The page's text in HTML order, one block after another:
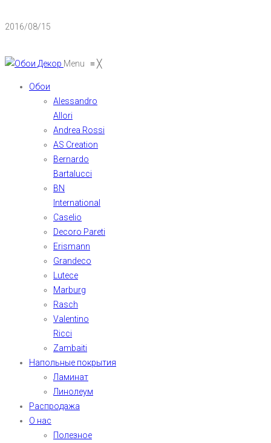
2016/08/15
Menu ≡╳
Обои
Alessandro
Allori
Andrea Rossi
AS Creation
Bernardo
Bartalucci
BN
International
Caselio
Decoro Pareti
Erismann
Grandeco
Lutece
Marburg
Rasch
Valentino
Ricci
Zambaiti
Напольные покрытия
Ламинат
Линолеум
Распродажа
О нас
Полезное